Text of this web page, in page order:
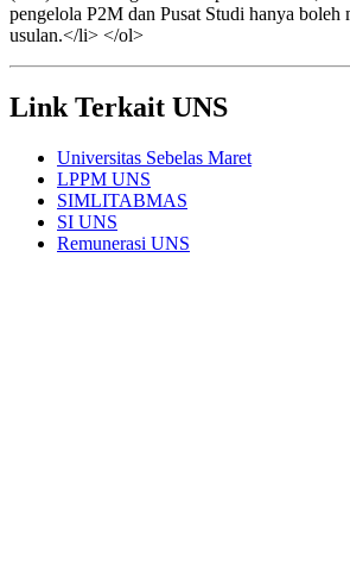
pengelola P2M dan Pusat Studi hanya boleh
usulan.</li> </ol>
Link Terkait UNS
Universitas Sebelas Maret
LPPM UNS
SIMLITABMAS
SI UNS
Remunerasi UNS